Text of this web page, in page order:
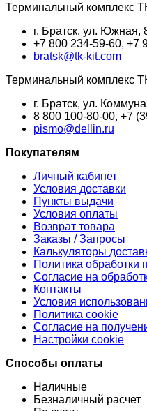
Терминальный комплекс
г. Братск, ул. Южная,
+7 800 234-59-60, +7
bratsk@tk-kit.com
Терминальный комплекс
г. Братск, ул.
8 800 100‑80-00, +7
pismo@dellin.ru
Покупателям
Личный кабинет
Условия доставки
Пункты выдачи
Условия оплаты
Возврат товара
Заказы / Запросы
Калькуляторы
Политика обработки
Согласие на
Контакты
Условия
Политика cookie
Согласие на
Настройки cookie
Способы оплаты
Наличные
Безналичный расчет